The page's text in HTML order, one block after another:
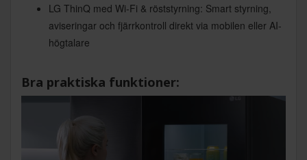
LG ThinQ med Wi-Fi & röststyrning: Smart styrning,
aviseringar och fjärrkontroll direkt via mobilen eller AI-
högtalare
Bra praktiska funktioner: